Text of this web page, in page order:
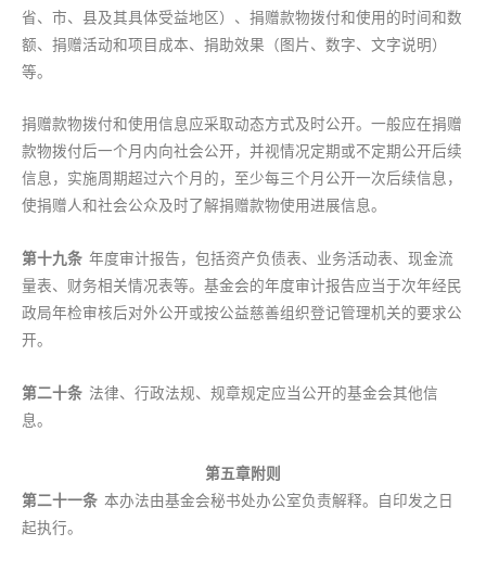
省、市、县及其具体受益地区）、捐赠款物拨付和使用的时间和数
额、捐赠活动和项目成本、捐助效果（图片、数字、文字说明）
等。
捐赠款物拨付和使用信息应采取动态方式及时公开。一般应在捐赠
款物拨付后一个月内向社会公开，并视情况定期或不定期公开后续
信息，实施周期超过六个月的，至少每三个月公开一次后续信息，
使捐赠人和社会公众及时了解捐赠款物使用进展信息。
第十九条 年度审计报告，包括资产负债表、业务活动表、现金流
量表、财务相关情况表等。基金会的年度审计报告应当于次年经民
政局年检审核后对外公开或按公益慈善组织登记管理机关的要求公
开。
第二十条 法律、行政法规、规章规定应当公开的基金会其他信
息。
第五章附则
第二十一条 本办法由基金会秘书处办公室负责解释。自印发之日
起执行。